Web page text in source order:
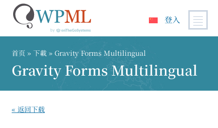
登入
首页 » 下載 » Gravity Forms Multilingual
Gravity Forms Multilingual
« 返回下载